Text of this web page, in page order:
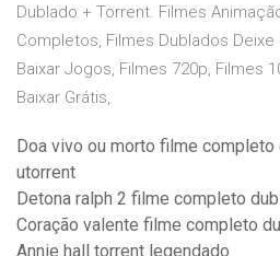
Dublado + Torrent. Filmes
Completos, Filmes Dublados
Baixar Jogos, Filmes 720p, Filmes
Baixar Grátis,
Doa vivo ou morto filme completo
utorrent
Detona ralph 2 filme completo
Coração valente filme completo
Annie hall torrent legendado